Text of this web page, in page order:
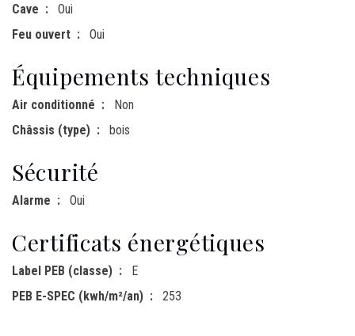
Cave
Oui
Feu ouvert
Oui
Équipements techniques
Air conditionné
Non
Châssis (type)
bois
Sécurité
Alarme Oui
Certificats énergétiques
Label PEB (classe)
E
PEB E-SPEC (kwh/m²/an)
253